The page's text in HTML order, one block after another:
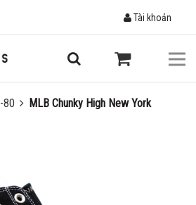
Tài khoản
80
MLB Chunky High New York